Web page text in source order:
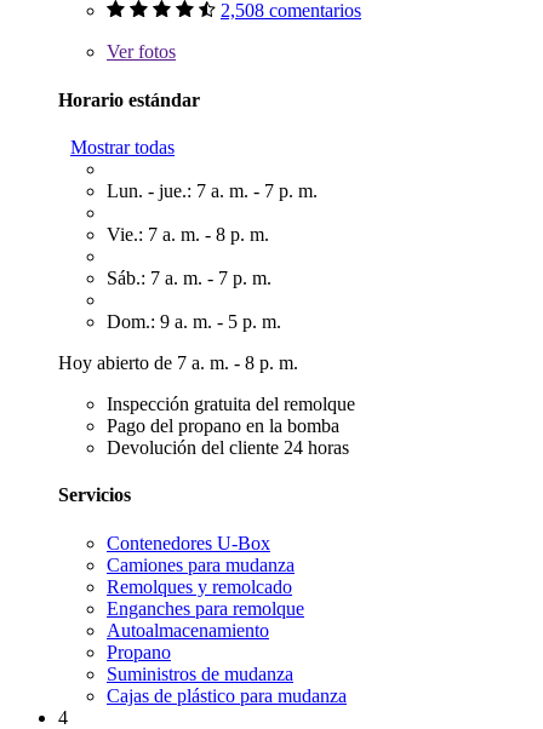
2,508 comentarios
Verfotos
Horario estándar
Mostrar todas
Lun. - jue.: 7 a. m. - 7 p. m.
Vie.: 7 a. m. - 8 p. m.
Sáb.: 7 a. m. - 7 p. m.
Dom.: 9 a. m. - 5 p. m.
Hoy abierto de 7 a. m. - 8 p. m.
Inspección gratuita del remolque
Pago del propano en la bomba
Devolución del cliente 24 horas
Servicios
Contenedores U-Box
Camiones para mudanza
Remolques y remolcado
Enganches para remolque
Autoalmacenamiento
Propano
Suministros de mudanza
Cajas de plástico para mudanza
4